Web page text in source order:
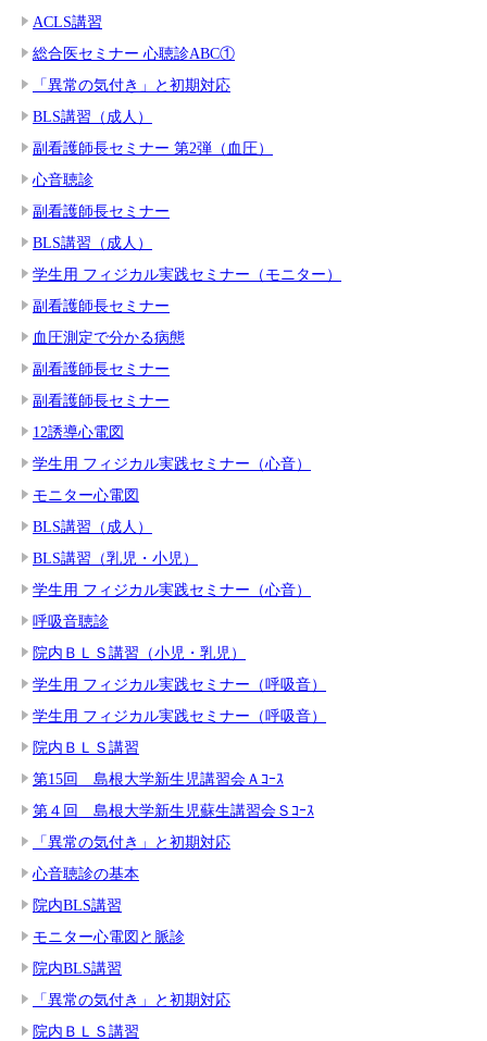
ACLS講習
総合医セミナー 心聴診ABC①
「異常の気付き」と初期対応
BLS講習（成人）
副看護師長セミナー 第2弾（血圧）
心音聴診
副看護師長セミナー
BLS講習（成人）
学生用 フィジカル実践セミナー（モニター）
副看護師長セミナー
血圧測定で分かる病態
副看護師長セミナー
副看護師長セミナー
12誘導心電図
学生用 フィジカル実践セミナー（心音）
モニター心電図
BLS講習（成人）
BLS講習（乳児・小児）
学生用 フィジカル実践セミナー（心音）
呼吸音聴診
院内ＢＬＳ講習（小児・乳児）
学生用 フィジカル実践セミナー（呼吸音）
学生用 フィジカル実践セミナー（呼吸音）
院内ＢＬＳ講習
第15回 島根大学新生児講習会Ａｺｰｽ
第４回 島根大学新生児蘇生講習会Ｓｺｰｽ
「異常の気付き」と初期対応
心音聴診の基本
院内BLS講習
モニター心電図と脈診
院内BLS講習
「異常の気付き」と初期対応
院内ＢＬＳ講習